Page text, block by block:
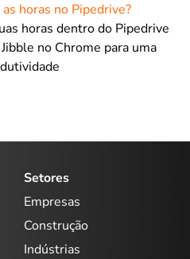
horas no Pipedrive?
horas dentro do Pipedrive
no Chrome para uma
Setores
Empresas
Construção
Indústrias